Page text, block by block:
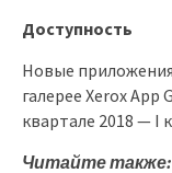
Доступность
Новые
галерее Xerox App
квартале 2018 — I
Читайте также: